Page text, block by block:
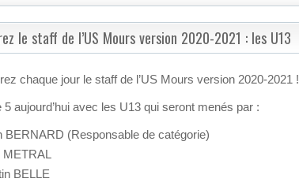
le staff de l’US Mours version 2020-2021 : les U13
chaque jour le staff de l’US Mours version 2020-2021 !
5 aujourd’hui avec les U13 qui seront menés par :
BERNARD (Responsable de catégorie)
BELLE